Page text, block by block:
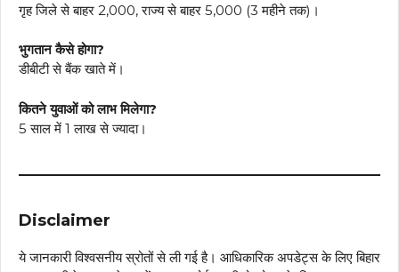
गृह जिले से बाहर ₹2,000, राज्य से बाहर ₹5,000 (3 महीने तक)।
भुगतान कैसे होगा?
डीबीटी से बैंक खाते में।
कितने युवाओं को लाभ मिलेगा?
5 साल में 1 लाख से ज्यादा।
Disclaimer
ये जानकारी विश्वसनीय स्रोतों से ली गई है। आधिकारिक अपडेट्स के लिए बिहार